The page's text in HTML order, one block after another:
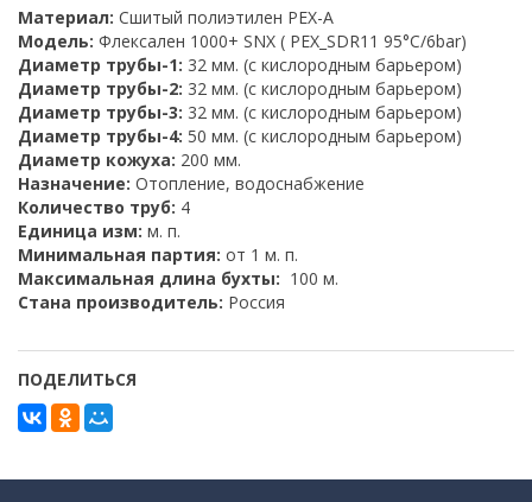
Материал: Сшитый полиэтилен PEX-A
Модель: Флексален 1000+ SNX ( PEX_SDR11 95°C/6bar)
Диаметр трубы-1: 32 мм. (с кислородным барьером)
Диаметр трубы-2: 32 мм. (с кислородным барьером)
Диаметр трубы-3: 32 мм. (с кислородным барьером)
Диаметр трубы-4: 50 мм. (с кислородным барьером)
Диаметр кожуха: 200 мм.
Назначение: Отопление, водоснабжение
Количество труб: 4
Единица изм: м. п.
Минимальная партия: от 1 м. п.
Максимальная длина бухты: 100 м.
Стана производитель: Россия
ПОДЕЛИТЬСЯ